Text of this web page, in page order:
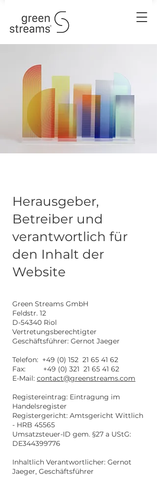
Herausgeber,
Betreiber und
verantwortlich für
den Inhalt der
Website
Green Streams GmbH
Feldstr. 12
D-54340 Riol
Vertretungsberechtigter
Geschäftsführer: Gernot Jaeger
Telefon: +49 (0) 152 21 65 41 62
Fax: +49 (0) 321 21 65 41 62
E-Mail: contact@greenstreams.com
Registereintrag: Eintragung im
Handelsregister
Registergericht: Amtsgericht Wittlich
- HRB 45565
Umsatzsteuer-ID gem. §27 a UStG:
DE344399776
Inhaltlich Verantwortlicher: Gernot
Jaeger, Geschäftsführer